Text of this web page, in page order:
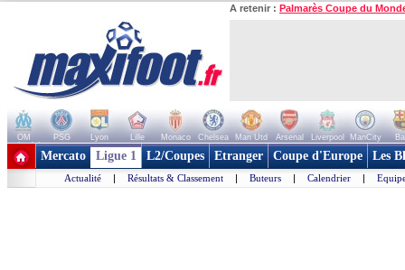
A retenir : Palmarès Coupe du
OM PSG Lyon Lille Monaco Chelsea Man Utd Arsenal Liverpool ManCity
+ de clubs
Mercato Ligue 1 L2/Coupes Etranger Coupe d'Europe Les
Actualité | Résultats & Classement | Buteurs | Calendrier |